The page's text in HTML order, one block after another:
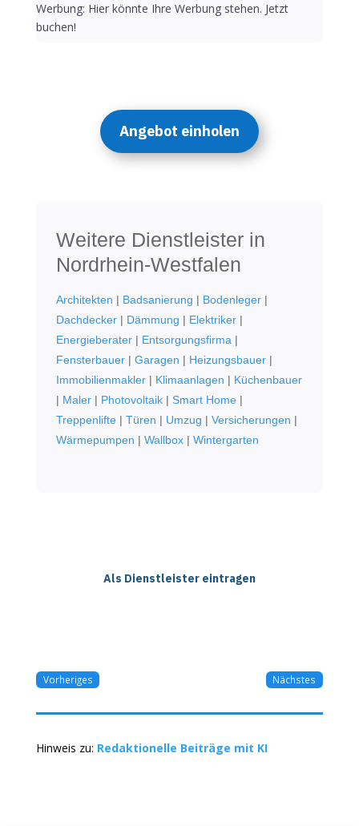
Werbung: Hier könnte Ihre Werbung stehen. Jetzt
buchen!
Angebot einholen
Weitere Dienstleister in
Nordrhein-Westfalen
Architekten | Badsanierung | Bodenleger|
Dachdecker| Dämmung | Elektriker|
Energieberater| Entsorgungsfirma|
Fensterbauer| Garagen | Heizungsbauer|
Immobilienmakler| Klimaanlagen | Küchenbauer
| Maler| Photovoltaik| Smart Home|
Treppenlifte| Türen | Umzug | Versicherungen |
Wärmepumpen | Wallbox| Wintergarten
Als Dienstleister eintragen
Vorheriges Nächstes
Hinweis zu: Redaktionelle Beiträge mit KI